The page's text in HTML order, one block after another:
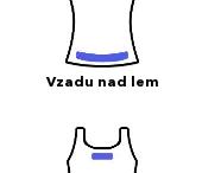
Vzadu nad lem